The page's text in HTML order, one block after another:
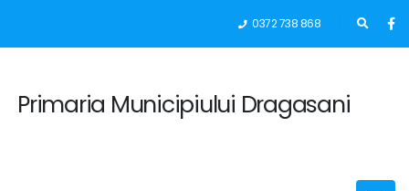
0372 738 868
Primaria Municipiului Dragasani